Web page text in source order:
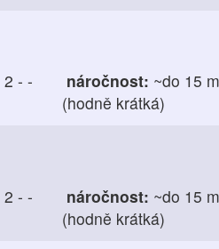
2 - - náročnost: ~do 15
(hodně krátká)
2 - - náročnost: ~do 15
(hodně krátká)